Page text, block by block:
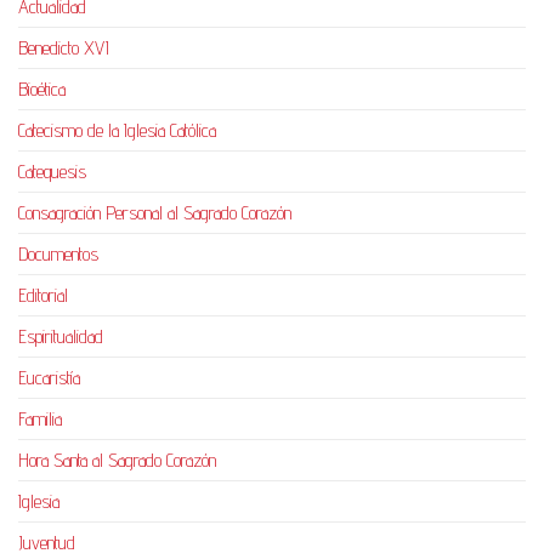
Actualidad
Benedicto XVI
Bioética
Catecismo de la Iglesia Católica
Catequesis
Consagración Personal al Sagrado Corazón
Documentos
Editorial
Espiritualidad
Eucaristía
Familia
Hora Santa al Sagrado Corazón
Iglesia
Juventud